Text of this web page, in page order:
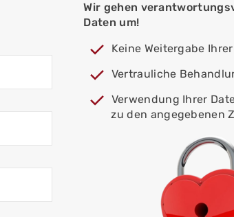
Wir gehen
Daten um!
Keine Weitergabe
Vertrauliche
Verwendung Ihrer
zu den angegebenen